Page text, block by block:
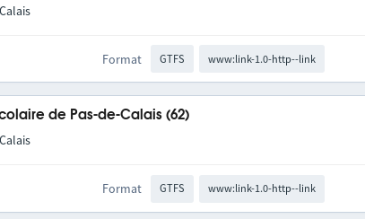
Format GTFS www:link-1.0-http--link
de Pas-de-Calais (62)
Format GTFS www:link-1.0-http--link